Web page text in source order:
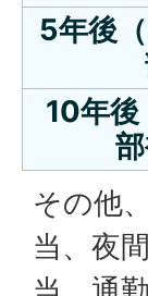
5年後
10年
その他
当、夜